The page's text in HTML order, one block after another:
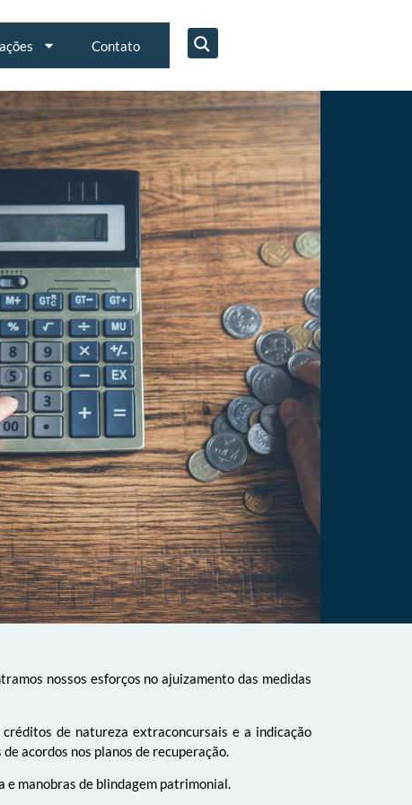
Contato
nossos esforços no ajuizamento das medidas
de natureza extraconcursais e a indicação
acordos nos planos de recuperação.
e manobras de blindagem patrimonial.